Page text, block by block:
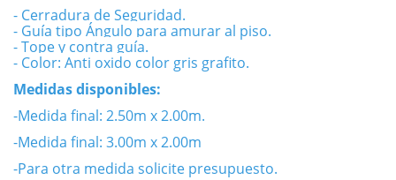
- Cerradura de Seguridad.
- Guía tipo Ángulo para amurar al piso.
- Tope y contra guía.
- Color: Anti oxido color gris grafito.
Medidas disponibles:
-Medida final: 2.50m x 2.00m.
-Medida final: 3.00m x 2.00m
-Para otra medida solicite presupuesto.